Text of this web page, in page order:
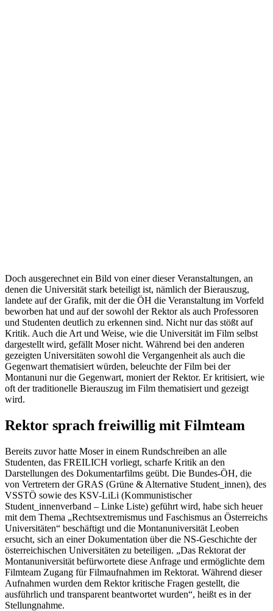
Doch ausgerechnet ein Bild von einer dieser Veranstaltungen, an
denen die Universität stark beteiligt ist, nämlich der Bierauszug,
landete auf der Grafik, mit der die ÖH die Veranstaltung im Vorfeld
beworben hat und auf der sowohl der Rektor als auch Professoren
und Studenten deutlich zu erkennen sind. Nicht nur das stößt auf
Kritik. Auch die Art und Weise, wie die Universität im Film selbst
dargestellt wird, gefällt Moser nicht. Während bei den anderen
gezeigten Universitäten sowohl die Vergangenheit als auch die
Gegenwart thematisiert würden, beleuchte der Film bei der
Montanuni nur die Gegenwart, moniert der Rektor. Er kritisiert, wie
oft der traditionelle Bierauszug im Film thematisiert und gezeigt
wird.
Rektor sprach freiwillig mit Filmteam
Bereits zuvor hatte Moser in einem Rundschreiben an alle
Studenten, das FREILICH vorliegt, scharfe Kritik an den
Darstellungen des Dokumentarfilms geübt. Die Bundes-ÖH, die
von Vertretern der GRAS (Grüne & Alternative Student_innen), des
VSSTÖ sowie des KSV-LiLi (Kommunistischer
Student_innenverband – Linke Liste) geführt wird, habe sich heuer
mit dem Thema „Rechtsextremismus und Faschismus an Österreichs
Universitäten“ beschäftigt und die Montanuniversität Leoben
ersucht, sich an einer Dokumentation über die NS-Geschichte der
österreichischen Universitäten zu beteiligen. „Das Rektorat der
Montanuniversität befürwortete diese Anfrage und ermöglichte dem
Filmteam Zugang für Filmaufnahmen im Rektorat. Während dieser
Aufnahmen wurden dem Rektor kritische Fragen gestellt, die
ausführlich und transparent beantwortet wurden“, heißt es in der
Stellungnahme.